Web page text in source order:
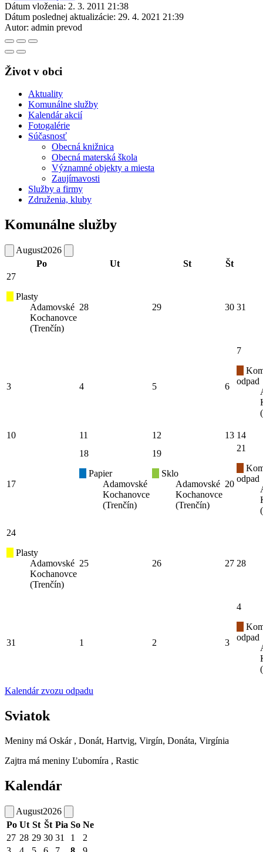
Dátum vloženia: 2. 3. 2011 21:38
Dátum poslednej aktualizácie: 29. 4. 2021 21:39
Autor: admin prevod
Život v obci
Aktuality
Komunálne služby
Kalendár akcií
Fotogalérie
Súčasnosť
Obecná knižnica
Obecná materská škola
Významné objekty a miesta
Zaujímavosti
Služby a firmy
Združenia, kluby
Komunálne služby
August2026
Po
Ut St
Št
27
Plasty
Adamovské
Kochanovce
(Trenčín)
28 29 30 31
3 4 5 6
7
odpad
10 11 12 13 14
17
18
Papier
Adamovské
Kochanovce
(Trenčín)
19
Sklo
Adamovské
Kochanovce
(Trenčín)
20
21
odpad
24
Plasty
Adamovské
Kochanovce
(Trenčín)
25 26 27 28
31 1 2 3
4
odpad
Kalendár zvozu odpadu
Sviatok
Meniny má Oskár , Donát, Hartvig, Virgín, Donáta, Virgínia
Zajtra má meniny Ľubomíra , Rastic
Kalendár
August2026
Po Ut St Št Pia So Ne
27 28 29 30 31 1
2